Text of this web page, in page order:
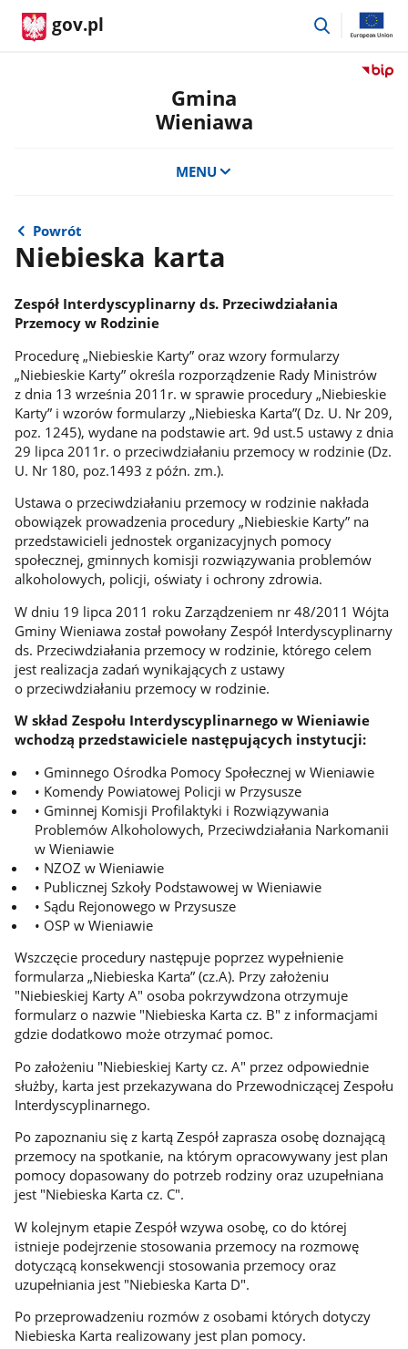
gov.pl
przejdź
Przejdź
Gmina
Wieniawa
MENU
Powrót
Niebieska karta
Zespół Interdyscyplinarny ds. Przeciwdziałania
Przemocy w Rodzinie
Procedurę „Niebieskie Karty” oraz wzory formularzy
„Niebieskie Karty” określa rozporządzenie Rady Ministrów
z dnia 13 września 2011r. w sprawie procedury „Niebieskie
Karty” i wzorów formularzy „Niebieska Karta”( Dz. U. Nr 209,
poz. 1245), wydane na podstawie art. 9d ust.5 ustawy z dnia
29 lipca 2011r. o przeciwdziałaniu przemocy w rodzinie (Dz.
U. Nr 180, poz.1493 z późn. zm.).
Ustawa o przeciwdziałaniu przemocy w rodzinie nakłada
obowiązek prowadzenia procedury „Niebieskie Karty” na
przedstawicieli jednostek organizacyjnych pomocy
społecznej, gminnych komisji rozwiązywania problemów
alkoholowych, policji, oświaty i ochrony zdrowia.
W dniu 19 lipca 2011 roku Zarządzeniem nr 48/2011 Wójta
Gminy Wieniawa został powołany Zespół Interdyscyplinarny
ds. Przeciwdziałania przemocy w rodzinie, którego celem
jest realizacja zadań wynikających z ustawy
o przeciwdziałaniu przemocy w rodzinie.
W skład Zespołu Interdyscyplinarnego w Wieniawie
wchodzą przedstawiciele następujących instytucji:
• Gminnego Ośrodka Pomocy Społecznej w Wieniawie
• Komendy Powiatowej Policji w Przysusze
• Gminnej Komisji Profilaktyki i Rozwiązywania
Problemów Alkoholowych, Przeciwdziałania Narkomanii
w Wieniawie
• NZOZ w Wieniawie
• Publicznej Szkoły Podstawowej w Wieniawie
• Sądu Rejonowego w Przysusze
• OSP w Wieniawie
Wszczęcie procedury następuje poprzez wypełnienie
formularza „Niebieska Karta” (cz.A). Przy założeniu
"Niebieskiej Karty A" osoba pokrzywdzona otrzymuje
formularz o nazwie "Niebieska Karta cz. B" z informacjami
gdzie dodatkowo może otrzymać pomoc.
Po założeniu "Niebieskiej Karty cz. A" przez odpowiednie
służby, karta jest przekazywana do Przewodniczącej Zespołu
Interdyscyplinarnego.
Po zapoznaniu się z kartą Zespół zaprasza osobę doznającą
przemocy na spotkanie, na którym opracowywany jest plan
pomocy dopasowany do potrzeb rodziny oraz uzupełniana
jest "Niebieska Karta cz. C".
W kolejnym etapie Zespół wzywa osobę, co do której
istnieje podejrzenie stosowania przemocy na rozmowę
dotyczącą konsekwencji stosowania przemocy oraz
uzupełniania jest "Niebieska Karta D".
Po przeprowadzeniu rozmów z osobami których dotyczy
Niebieska Karta realizowany jest plan pomocy.